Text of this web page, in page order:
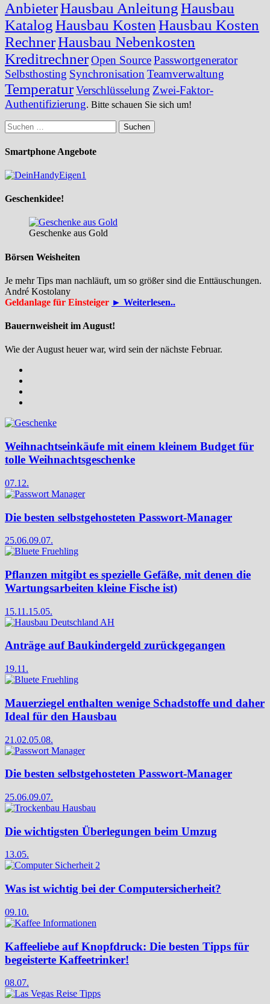
AnbieterHausbau AnleitungHausbau
KatalogHausbau Kosten Hausbau Kosten
RechnerHausbau Nebenkosten
KreditrechnerOpen SourcePasswortgenerator
Selbsthosting Synchronisation Teamverwaltung
TemperaturVerschlüsselung Zwei-Faktor-
Authentifizierung. Bitte schauen Sie sich um!
Suchen
nach:
Smartphone Angebote
Geschenkidee!
Geschenke aus Gold
Börsen Weisheiten
Je mehr Tips man nachläuft, um so größer sind die Enttäuschungen.
André Kostolany
Geldanlage für Einsteiger ► Weiterlesen..
Bauernweisheit im August!
Wie der August heuer war, wird sein der nächste Februar.
Weihnachtseinkäufe mit einem kleinem Budget für
tolle Weihnachtsgeschenke
07.12.
Die besten selbstgehosteten Passwort-Manager
25.06.09.07.
Pflanzen mitgibt es spezielle Gefäße, mit denen die
Wartungsarbeiten kleine Fische ist)
15.11.15.05.
Anträge auf Baukindergeld zurückgegangen
19.11.
Mauerziegel enthalten wenige Schadstoffe und daher
Ideal für den Hausbau
21.02.05.08.
Die besten selbstgehosteten Passwort-Manager
25.06.09.07.
Die wichtigsten Überlegungen beim Umzug
13.05.
Was ist wichtig bei der Computersicherheit?
09.10.
Kaffeeliebe auf Knopfdruck: Die besten Tipps für
begeisterte Kaffeetrinker!
08.07.